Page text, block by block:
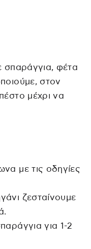
σπαράγγια, φέτα
στον
μέχρι να
με τις οδηγίες
ζεσταίνουμε
για 1-2